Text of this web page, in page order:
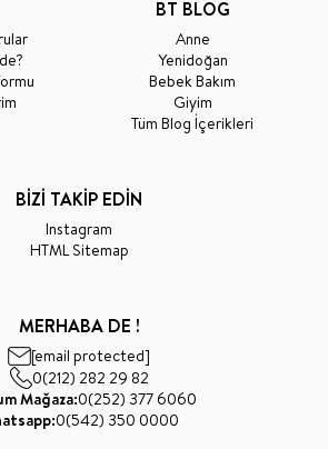
BT BLOG
Anne
Yenidoğan
Bebek Bakım
Giyim
Tüm Blog İçerikleri
BİZİ TAKİP EDİN
Instagram
HTML Sitemap
MERHABA DE !
[email protected]
0(212) 282 29 82
Mağaza:0(252) 377 6060
0(542) 350 0000